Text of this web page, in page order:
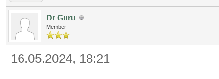
Dr Guru
Member
16.05.2024, 18:21